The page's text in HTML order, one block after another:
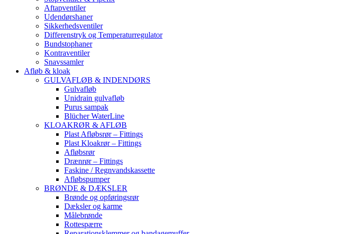
Aftapventiler
Udendørshaner
Sikkerhedsventiler
Differenstryk og Temperaturregulator
Bundstophaner
Kontraventiler
Snavssamler
Afløb & kloak
GULVAFLØB & INDENDØRS
Gulvafløb
Unidrain gulvafløb
Purus sampak
Blücher WaterLine
KLOAKRØR & AFLØB
Plast Afløbsrør – Fittings
Plast Kloakrør – Fittings
Afløbsrør
Drænrør – Fittings
Faskine / Regnvandskassette
Afløbspumper
BRØNDE & DÆKSLER
Brønde og opføringsrør
Dæksler og karme
Målebrønde
Rottespærre